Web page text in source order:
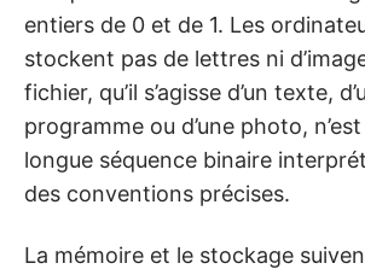
entiers de 0 et de 1. Les
stockent pas de lettres ni
fichier, qu’il s’agisse d’un texte,
programme ou d’une photo, n’est
longue séquence binaire
des conventions précises.
La mémoire et le stockage